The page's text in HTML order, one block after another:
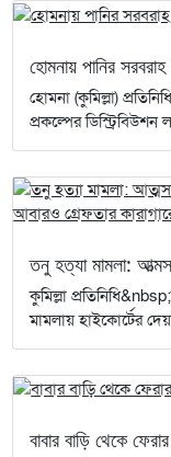
হোমনায় পানির
হোমনা (কুমিল্লা)
প্রকল্পের ডিস্ট্রিবিউশন
তনু হত্যা মামলা:
কুমিল্লা
মামলায় হাইকোর্টের
বাবার বাড়ি থেকে